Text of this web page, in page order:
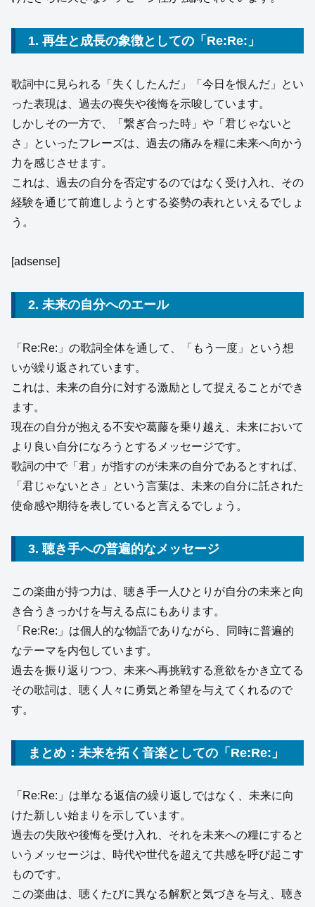
1. 再生と成長の象徴としての「Re:Re:」
歌詞中に見られる「失くしたんだ」「今日を恨んだ」とい
った表現は、過去の喪失や後悔を示唆しています。
しかしその一方で、「繋ぎ合った時」や「君じゃないと
さ」といったフレーズは、過去の痛みを糧に未来へ向かう
力を感じさせます。
これは、過去の自分を否定するのではなく受け入れ、その
経験を通じて前進しようとする姿勢の表れといえるでしょ
う。
[adsense]
2. 未来の自分へのエール
「Re:Re:」の歌詞全体を通して、「もう一度」という想
いが繰り返されています。
これは、未来の自分に対する激励として捉えることができ
ます。
現在の自分が抱える不安や葛藤を乗り越え、未来において
より良い自分になろうとするメッセージです。
歌詞の中で「君」が指すのが未来の自分であるとすれば、
「君じゃないとさ」という言葉は、未来の自分に託された
使命感や期待を表していると言えるでしょう。
3. 聴き手への普遍的なメッセージ
この楽曲が持つ力は、聴き手一人ひとりが自分の未来と向
き合うきっかけを与える点にもあります。
「Re:Re:」は個人的な物語でありながら、同時に普遍的
なテーマを内包しています。
過去を振り返りつつ、未来へ再挑戦する意欲をかき立てる
その歌詞は、聴く人々に勇気と希望を与えてくれるので
す。
まとめ：未来を拓く音楽としての「Re:Re:」
「Re:Re:」は単なる返信の繰り返しではなく、未来に向
けた新しい始まりを示しています。
過去の失敗や後悔を受け入れ、それを未来への糧にすると
いうメッセージは、時代や世代を超えて共感を呼び起こす
ものです。
この楽曲は、聴くたびに異なる解釈と気づきを与え、聴き